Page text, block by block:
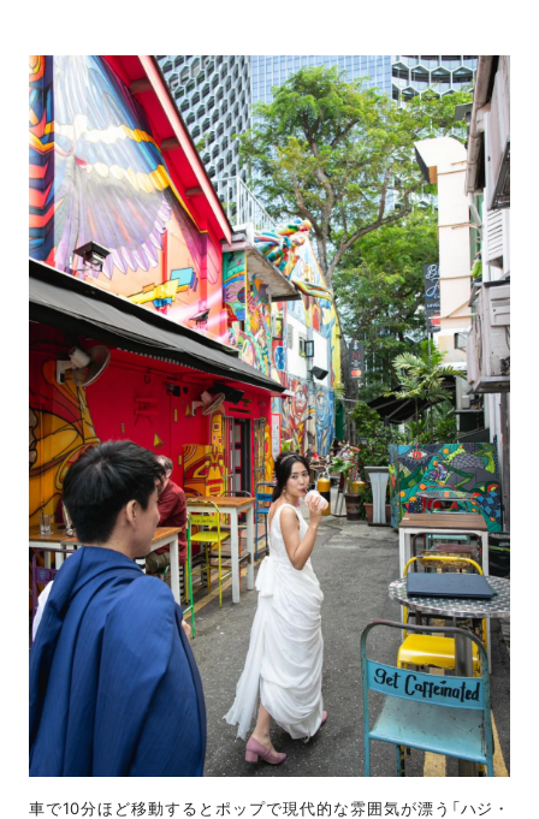
車で10分ほど移動するとポップで現代的な雰囲気が漂う「ハジ・